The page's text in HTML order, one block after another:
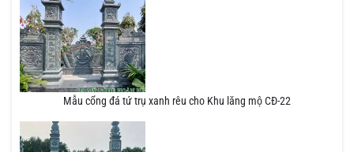
Mẫu cổng đá tứ trụ xanh rêu cho Khu lăng mộ CĐ-22